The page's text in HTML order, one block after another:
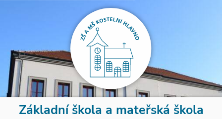
Základní škola a mateřská škola